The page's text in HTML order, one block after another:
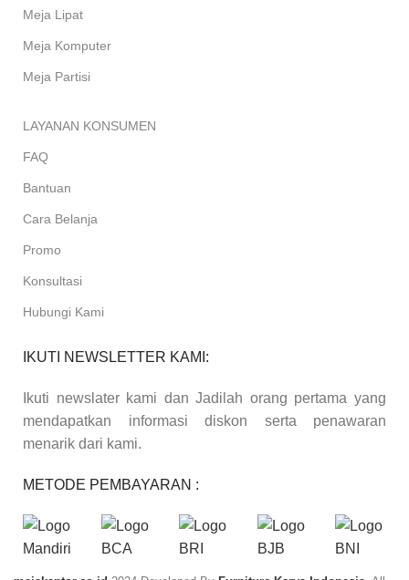
Meja Lipat
Meja Komputer
Meja Partisi
LAYANAN KONSUMEN
FAQ
Bantuan
Cara Belanja
Promo
Konsultasi
Hubungi Kami
IKUTI NEWSLETTER KAMI:
Ikuti newslater kami dan Jadilah orang pertama yang
mendapatkan informasi diskon serta penawaran
menarik dari kami.
METODE PEMBAYARAN :